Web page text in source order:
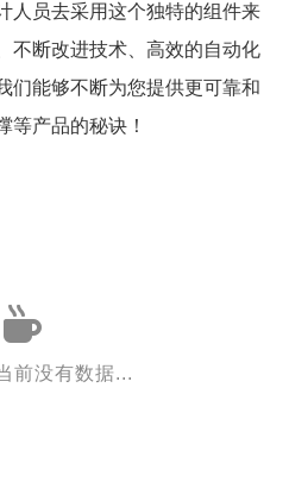
人员去采用这个独特的组件来
不断改进技术、高效的自动化
们能够不断为您提供更可靠和
等产品的秘诀！
前没有数据...